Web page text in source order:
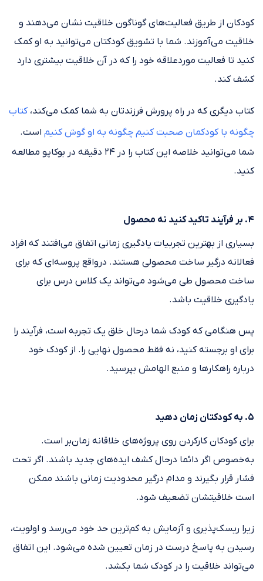
کودکان از طریق فعالیت‌های گوناگون خلاقیت نشان می‌دهند و
خلاقیت می‌آموزند. شما با تشویق کودکتان می‌توانید به او کمک
کنید تا فعالیت موردعلاقه خود را که در آن خلاقیت بیشتری دارد
کشف کند.
کتاب دیگری که در راه پرورش فرزندتان به شما کمک می‌کند،کتاب
چگونه با کودکمان صحبت کنیم چگونه به او گوش کنیم است.
شما می‌توانید خلاصه این کتاب را در ۲۴ دقیقه در بوکاپو مطالعه
کنید.
۴. بر فرآیند تاکید کنید نه محصول
بسیاری از بهترین تجربیات یادگیری زمانی اتفاق می‌افتند که افراد
فعالانه درگیر ساخت محصولی هستند. درواقع پروسه‌ای که برای
ساخت محصول طی می‌شود می‌تواند یک کلاس درس برای
یادگیری خلاقیت باشد.
پس هنگامی که کودک شما درحال خلق یک تجربه است، فرآیند را
برای او برجسته کنید، نه فقط محصول نهایی را. از کودک خود
درباره راهکارها و منبع الهامش بپرسید.
۵. به کودکتان زمان دهید
برای کودکان کارکردن روی پروژه‌های خلاقانه زمان‌بر است.
به‌خصوص اگر دائما درحال کشف ایده‌های جدید باشند. اگر تحت
فشار قرار بگیرند و مدام درگیر محدودیت زمانی باشند ممکن
است خلاقیتشان تضعیف شود.
زیرا ریسک‌پذیری و آزمایش به کم‌ترین حد خود می‌رسد و اولویت،
رسیدن به پاسخ درست در زمان تعیین شده می‌شود. این اتفاق
می‌تواند خلاقیت را در کودک شما بکشد.